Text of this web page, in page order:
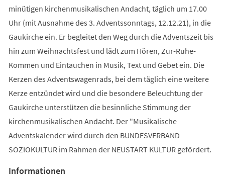
minütigen kirchenmusikalischen Andacht, täglich um 17.00
Uhr (mit Ausnahme des 3. Adventssonntags, 12.12.21), in die
Gaukirche ein. Er begleitet den Weg durch die Adventszeit bis
hin zum Weihnachtsfest und lädt zum Hören, Zur-Ruhe-
Kommen und Eintauchen in Musik, Text und Gebet ein. Die
Kerzen des Adventswagenrads, bei dem täglich eine weitere
Kerze entzündet wird und die besondere Beleuchtung der
Gaukirche unterstützen die besinnliche Stimmung der
kirchenmusikalischen Andacht. Der "Musikalische
Adventskalender wird durch den BUNDESVERBAND
SOZIOKULTUR im Rahmen der NEUSTART KULTUR gefördert.
Informationen